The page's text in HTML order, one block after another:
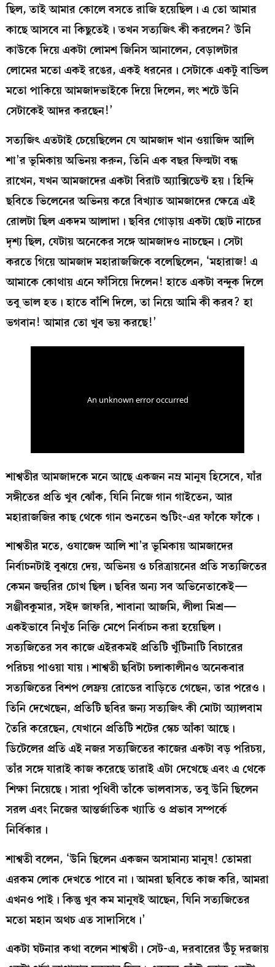
ছিল, তাই আমার কোলে বসতে রাজি হয়েছিল। এ তো আমার
কাছে আসবে না কিছুতেই। তখন সত্যজিৎ কী করলেন? উনি
কাউকে দিয়ে একটা লোমশ জিনিস আনালেন, বেড়ালটার
লোমের মতো একই রঙের, একই ধরনের। সেটাকে একটু বান্ডিল
মতো পাকিয়ে আমজাদভাইকে দিয়ে দিলেন, লং শটে উনি
সেটাকেই আদর করছেন!’
সত্যজিৎ এতটাই চেয়েছিলেন যে আমজাদ খান ওয়াজিদ আলি
শা’র ভূমিকায় অভিনয় করুন, তিনি এক বছর ফিল্মটা বন্ধ
রাখেন, যখন আমজাদের একটা বিরাট অ্যাক্সিডেন্ট হয়। হিন্দি
ছবিতে ভিলেনের অভিনয় করে বিখ্যাত আমজাদের ক্ষেত্রে এই
রোলটা ছিল একদম আলাদা। ছবির গোড়ায় একটা ছোট নাচের
দৃশ্য ছিল, যেটায় অনেকের সঙ্গে আমজাদও নাচছেন। সেটা
করতে গিয়ে আমজাদ মহারাজজিকে বলেছিলেন, ‘মহারাজ! এ
আমাকে কোথায় এনে ফাঁসিয়ে দিলেন! হাতে একটা বন্দুক দিলে
তবু ভাল হত। হাতে বাঁশি দিলে, তা নিয়ে আমি কী করব? হা
ভগবান! আমার তো খুব ভয় করছে!’
শাশ্বতীর আমজাদকে মনে আছে একজন নম্র মানুষ হিসেবে, যাঁর
সঙ্গীতের প্রতি খুব ঝোঁক, যিনি নিজে গান গাইতেন, আর
মহারাজজির কাছ থেকে গান শুনতেন শুটিং-এর ফাঁকে ফাঁকে।
শাশ্বতীর মতে, ওযাজেদ আলি শা’র ভূমিকায় আমজাদের
নির্বাচনটাই বুঝয়ে দেয়, অভিনয় ও চরিত্রায়নের প্রতি সত্যজিতের
কেমন জহুরির চোখ ছিল। ছবির অন্য সব অভিনেতাকেই—
সঞ্জীবকুমার, সইদ জাফরি, শাবানা আজমি, লীলা মিশ্র—
একইভাবে নিখুঁত নিক্তি মেপে নির্বাচন করা হয়েছিল।
সত্যজিতের সব কাজে এইরকমই প্রতিটি খুঁটিনাটি বিচারের
পরিচয় পাওয়া যায়। শাশ্বতী ছবিটা চলাকালীনও অনেকবার
সত্যজিতের বিশপ লেফ্রয় রোডের বাড়িতে গেছেন, তার পরেও।
তিনি দেখেছেন, প্রতিটি ছবির জন্য সত্যজিৎ কী মোটা অ্যালবাম
তৈরি করেছেন, যেখানে প্রতিটি শটের স্কেচ আঁকা আছে।
ডিটেলের প্রতি এই নজর সত্যজিতের কাজের একটা বড় পরিচয়,
তাঁর সঙ্গে যারাই কাজ করেছে তারাই এটা দেখেছে এবং এ থেকে
শিক্ষা নিয়েছে। সারা পৃথিবী তাঁকে ভালবাসত, তবু উনি ছিলেন
সরল এবং নিজের আন্তর্জাতিক খ্যাতি ও প্রভাব সম্পর্কে
নির্বিকার।
শাশ্বতী বলেন, ‘উনি ছিলেন একজন অসামান্য মানুষ! তোমরা
এরকম লোক দেখতে পাবে না। আমরা ছবিতে কাজ করি, আমরা
এখনও পাই। কিন্তু খুব কম মানুষই আছেন, যিনি সত্যজিতের
মতো মহান অথচ এত সাদাসিধে।’
একটা ঘটনার কথা বলেন শাশ্বতী। সেট-এ, দরবারের উঁচু দরজায়